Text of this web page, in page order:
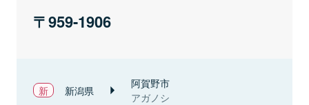
959-1906
新潟県 阿賀野市
アガノシ